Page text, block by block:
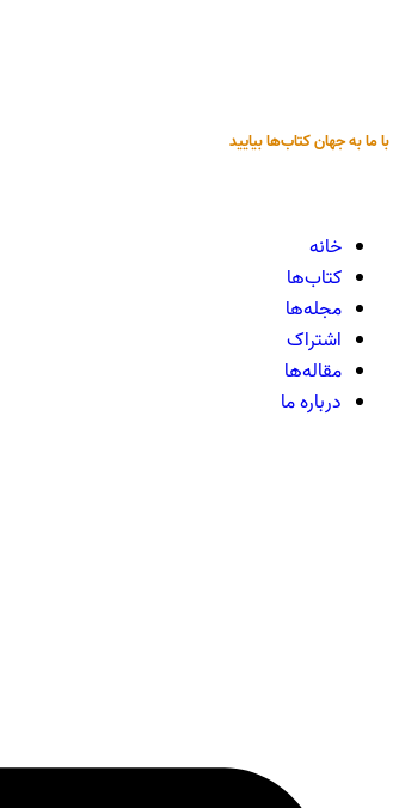
با ما به جهان کتاب‌ها بیایید
خانه
کتاب‌ها
مجله‌ها
اشتراک
مقاله‌ها
درباره ما